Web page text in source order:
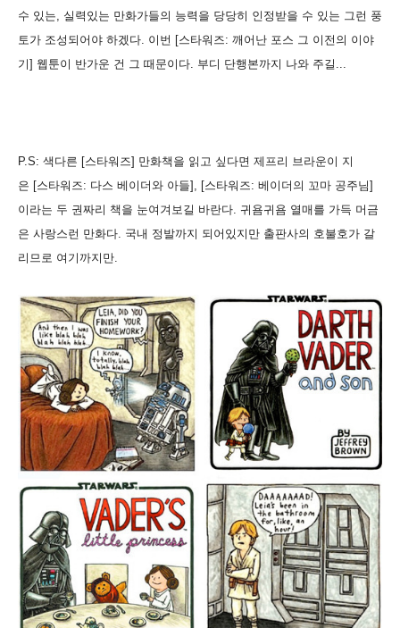
수 있는, 실력있는 만화가들의 능력을 당당히 인정받을 수 있는 그런 풍
토가 조성되어야 하겠다. 이번 [스타워즈: 깨어난 포스 그 이전의 이야
기] 웹툰이 반가운 건 그 때문이다. 부디 단행본까지 나와 주길...
P.S: 색다른 [스타워즈] 만화책을 읽고 싶다면 제프리 브라운이 지
은 [스타워즈: 다스 베이더와 아들], [스타워즈: 베이더의 꼬마 공주님]
이라는 두 권짜리 책을 눈여겨보길 바란다. 귀욤귀욤 열매를 가득 머금
은 사랑스런 만화다. 국내 정발까지 되어있지만 출판사의 호불호가 갈
리므로 여기까지만.